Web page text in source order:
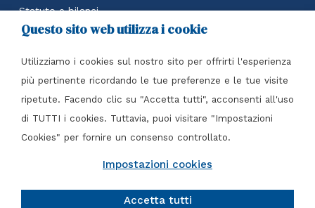
Statuto e bilanci
Calcola il beneficio fiscale
Contatti
Fondazione Italia per il Dono Ente filantropico
Piazza Tre Torri, 3 – 20145 Milano (MI)
Tel+39 02 7216 4417
Questo sito web utilizza i cookie
Utilizziamo i cookies sul nostro sito per offrirti l'esperienza
più pertinente ricordando le tue preferenze e le tue visite
ripetute. Facendo clic su "Accetta tutti", acconsenti all'uso
di TUTTI i cookies. Tuttavia, puoi visitare "Impostazioni
Cookies" per fornire un consenso controllato.
Impostazioni cookies
Accetta tutti